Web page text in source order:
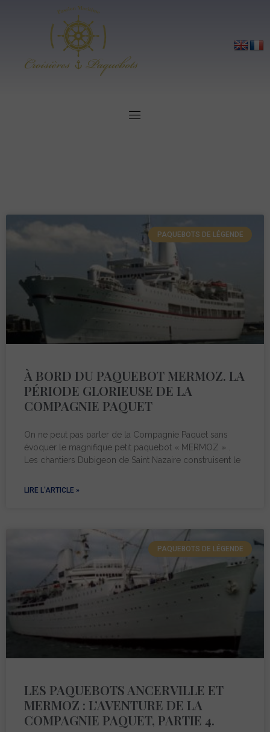
PAQUEBOTS DE LÉGENDE
À BORD DU PAQUEBOT MERMOZ. LA
PÉRIODE GLORIEUSE DE LA
COMPAGNIE PAQUET
On ne peut pas parler de la Compagnie Paquet sans
évoquer le magnifique petit paquebot « MERMOZ » .
Les chantiers Dubigeon de Saint Nazaire construisent le
LIRE L'ARTICLE »
PAQUEBOTS DE LÉGENDE
LES PAQUEBOTS ANCERVILLE ET
MERMOZ : L’AVENTURE DE LA
COMPAGNIE PAQUET, PARTIE 4.